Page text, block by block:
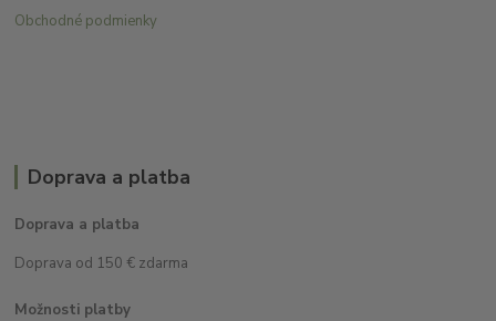
Obchodné podmienky
Doprava a platba
Doprava a platba
Doprava od 150 € zdarma
Možnosti platby